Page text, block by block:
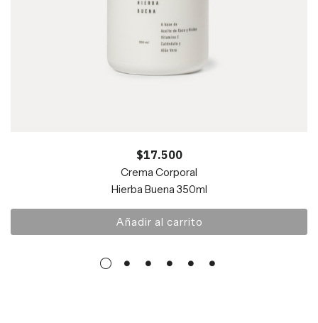
$17.500
Crema Corporal
Hierba Buena 350ml
Añadir al carrito